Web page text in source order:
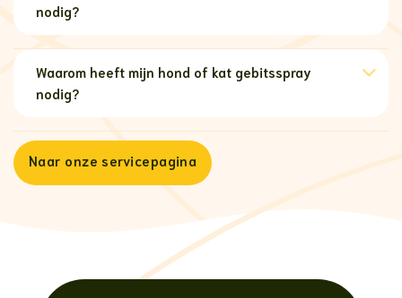
nodig?
Waarom heeft mijn hond of kat gebitsspray
nodig?
Naar onze servicepagina